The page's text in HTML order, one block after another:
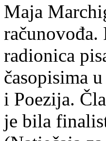
Maja
računovođa.
radionica
časopisima
i Poezija.
je bila